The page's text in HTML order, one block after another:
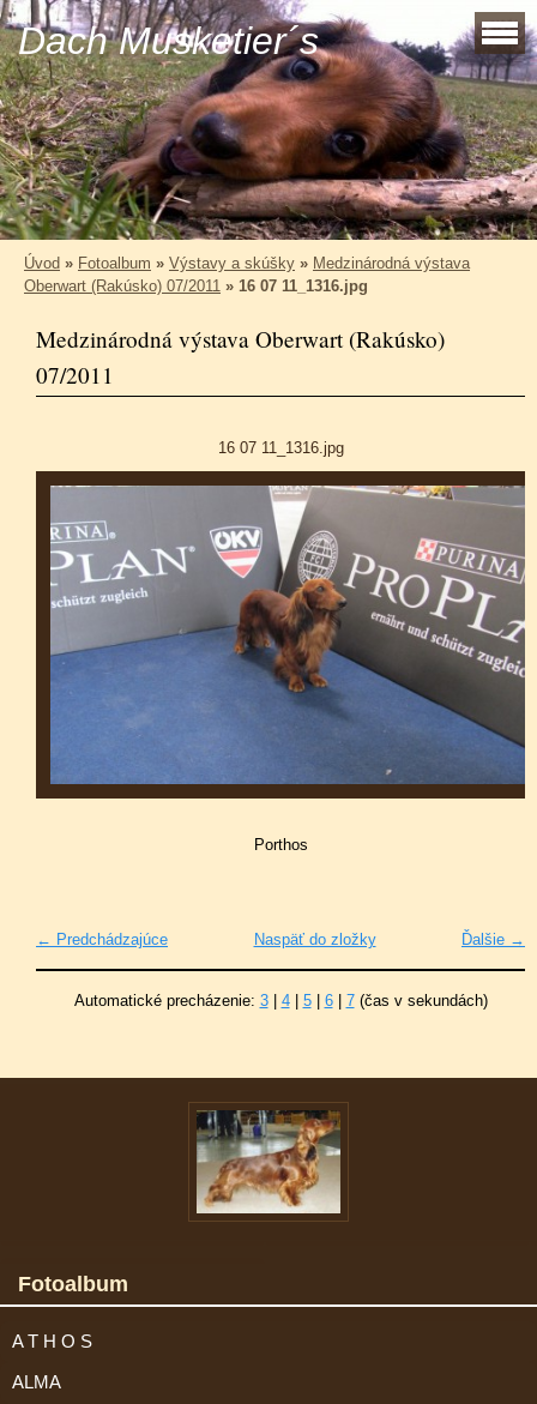
Dach Musketier´s
Úvod » Fotoalbum » Výstavy a skúšky » Medzinárodná výstava
Oberwart (Rakúsko) 07/2011 » 16 07 11_1316.jpg
Medzinárodná výstava Oberwart (Rakúsko)
07/2011
16 07 11_1316.jpg
Porthos
← Predchádzajúce Ďalšie →
Naspäť do zložky
Automatické precházenie: 3| 4| 5| 6| 7(čas v sekundách)
Fotoalbum
A T H O S
ALMA